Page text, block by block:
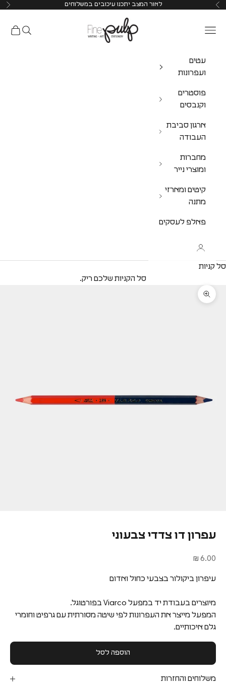
לאור המצב יתכנו עיכובים במשלוחים
Pulp Shop
עטים
ועפרונות
פוסטרים
וקנבסים
ארגון סביבת
העבודה
מחברות
ומוצרי נייר
קיטים ומארזי
מתנה
פאלפ לעסקים
סל קניות
סל הקניות שלכם ריק.
עפרון דו צדדי צבעוני
מחיר מבצע
6.00 ₪
עיפרון ביקולור בצבעי כחול ואדום
מיוצרים בעבודת יד במפעל Viarco בפורטוגל.
המפעל מייצר את העפרונות לפי שיטה מסורתית עם גרפיט וחומרי
גלם איכותיים.
הוספה לסל
משלוחים והחזרות